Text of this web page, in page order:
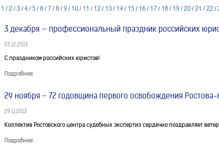
1 /2/3/4/5/6/7/8/9/ 10/ 11 / 12/ 13/ 14/ 15/ 16/ 17/ 18/ 19/20/21 /22/
3 декабря — профессиональный праздник российских
03.12.2013
С праздником российских юристов!
Подробнее
29 ноября – 72 годовщина первого освобождения
29.11.2013
Коллектив Ростовского центра судебных экспертиз сердечно поздравляет
Подробнее